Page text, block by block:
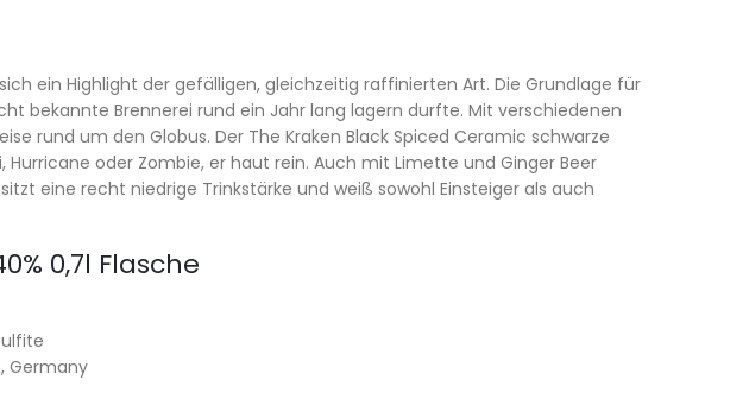
ein Highlight der gefälligen, gleichzeitig raffinierten Art. Die Grundlage für
bekannte Brennerei rund ein Jahr lang lagern durfte. Mit verschiedenen
rund um den Globus. Der The Kraken Black Spiced Ceramic schwarze
Hurricane oder Zombie, er haut rein. Auch mit Limette und Ginger Beer
eine recht niedrige Trinkstärke und weiß sowohl Einsteiger als auch
0,7l Flasche
Germany